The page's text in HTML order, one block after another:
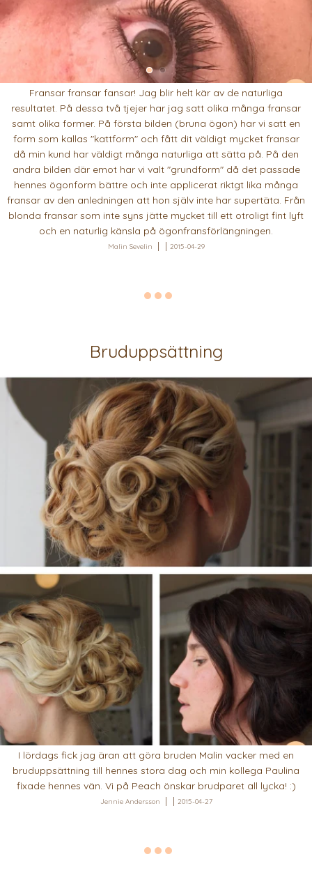
Fransar fransar fansar! Jag blir helt kär av de naturliga
resultatet. På dessa två tjejer har jag satt olika många fransar
samt olika former. På första bilden (bruna ögon) har vi satt en
form som kallas "kattform" och fått dit väldigt mycket fransar
då min kund har väldigt många naturliga att sätta på. På den
andra bilden där emot har vi valt "grundform" då det passade
hennes ögonform bättre och inte applicerat riktgt lika många
fransar av den anledningen att hon själv inte har supertäta. Från
blonda fransar som inte syns jätte mycket till ett otroligt fint lyft
och en naturlig känsla på ögonfransförlängningen.
Malin Sevelin 2015-04-29
Bruduppsättning
I lördags fick jag äran att göra bruden Malin vacker med en
bruduppsättning till hennes stora dag och min kollega Paulina
fixade hennes vän. Vi på Peach önskar brudparet all lycka! :)
Jennie Andersson 2015-04-27